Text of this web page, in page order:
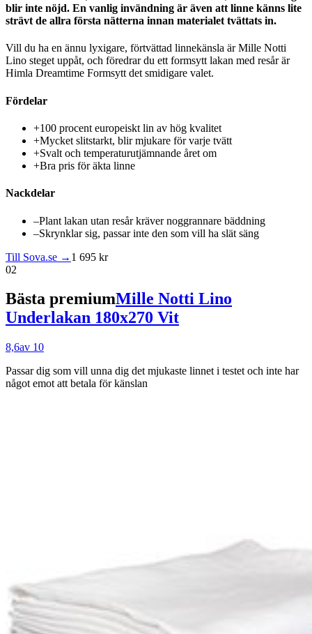
blir inte nöjd. En vanlig invändning är även att linne känns lite
strävt de allra första nätterna innan materialet tvättats in.
Vill du ha en ännu lyxigare, förtvättad linnekänsla är Mille Notti
Lino steget uppåt, och föredrar du ett formsytt lakan med resår är
Himla Dreamtime Formsytt det smidigare valet.
Fördelar
+100 procent europeiskt lin av hög kvalitet
+Mycket slitstarkt, blir mjukare för varje tvätt
+Svalt och temperaturutjämnande året om
+Bra pris för äkta linne
Nackdelar
–Plant lakan utan resår kräver noggrannare bäddning
–Skrynklar sig, passar inte den som vill ha slät säng
Till Sova.se → 1 695 kr
02
Bästa premiumMille Notti Lino
Underlakan 180x270 Vit
8,6av 10
Passar dig som vill unna dig det mjukaste linnet i testet och inte har
något emot att betala för känslan